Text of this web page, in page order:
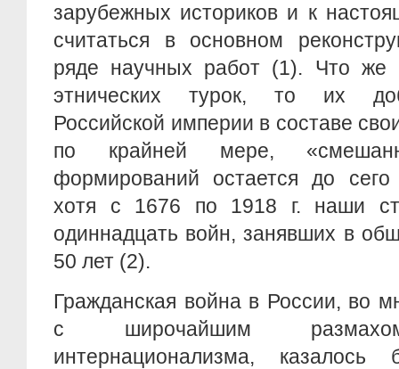
зарубежных историков и к
считаться в основном
ряде научных работ (1). Что же
этнических турок, то их
Российской империи в составе
по крайней мере,
формирований остается до
хотя с 1676 по 1918 г. наши
одиннадцать войн, занявших в
50 лет (2).
Гражданская война в России, во
с широчайшим размахом
интернационализма,